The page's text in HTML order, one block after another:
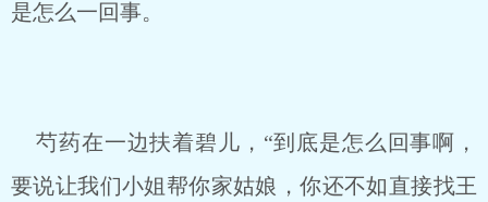
是怎么一回事。
芍药在一边扶着碧儿，“到底是怎么回事啊，
要说让我们小姐帮你家姑娘，你还不如直接找王